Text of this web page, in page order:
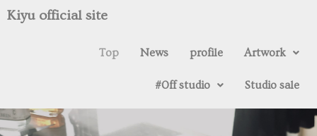
Kiyu official site
Top News profile Artwork
#0ff studio Studio sale